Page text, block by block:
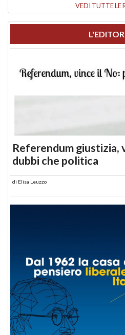
VEDI TUTTE LE
Referendum giustizia,
dubbi che politica
di Elisa Leuzzo